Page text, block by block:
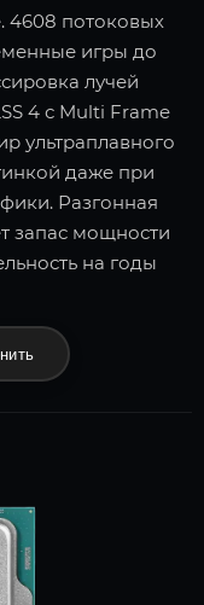
4608 потоковых
игры до
лучей
4 с Multi Frame
ультраплавного
даже при
Разгонная
запас мощности
на годы